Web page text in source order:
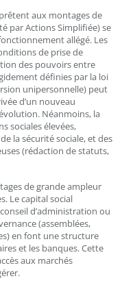
aux montages de
par Actions Simplifiée) se
allégé. Les
de prise de
des pouvoirs entre
définies par la loi
unipersonnelle) peut
d’un nouveau
Néanmoins, la
sociales élevées,
la sécurité sociale, et des
(rédaction de statuts,
de grande ampleur
Le capital social
d’administration ou
(assemblées,
en font une structure
et les banques. Cette
aux marchés